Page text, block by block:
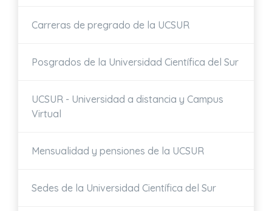
Carreras de pregrado de la UCSUR
Posgrados de la Universidad Científica del Sur
UCSUR - Universidad a distancia y Campus
Virtual
Mensualidad y pensiones de la UCSUR
Sedes de la Universidad Científica del Sur